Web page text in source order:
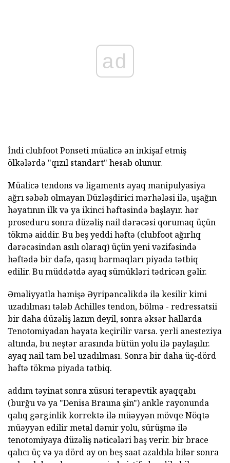
ad
İndi clubfoot Ponseti müalicə ən inkişaf etmiş
ölkələrdə "qızıl standart" hesab olunur.
Müalicə tendons və ligaments ayaq manipulyasiya
ağrı səbəb olmayan Düzləşdirici mərhələsi ilə, uşağın
həyatının ilk və ya ikinci həftəsində başlayır. hər
proseduru sonra düzəliş nail dərəcəsi qorumaq üçün
tökmə aiddir. Bu beş yeddi həftə (clubfoot ağırlıq
dərəcəsindən asılı olaraq) üçün yeni vəzifəsində
həftədə bir dəfə, qasıq barmaqları piyada tətbiq
edilir. Bu müddətdə ayaq sümükləri tədricən gəlir.
Əməliyyatla həmişə Əyripəncəlikdə ilə kesilir kimi
uzadılması tələb Achilles tendon, bölmə - redressatsii
bir daha düzəliş lazım deyil, sonra əksər hallarda
Tenotomiyadan həyata keçirilir varsa. yerli anesteziya
altında, bu neştər arasında bütün yolu ilə paylaşılır.
ayaq nail tam bel uzadılması. Sonra bir daha üç-dörd
həftə tökmə piyada tətbiq.
addım təyinat sonra xüsusi terapevtik ayaqqabı
(burğu və ya "Denisa Brauna şin") ankle rayonunda
qalıq gərginlik korrektə ilə müəyyən mövqe Nöqtə
müəyyən edilir metal dəmir yolu, sürüşmə ilə
tenotomiyaya düzəliş nəticələri baş verir. bir brace
qalıcı üç və ya dörd ay on beş saat azaldıla bilər sonra